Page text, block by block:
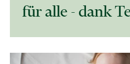
für alle - dank